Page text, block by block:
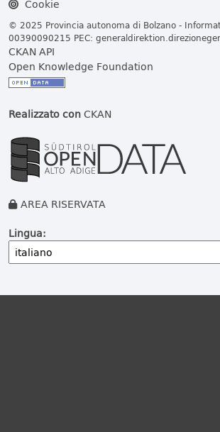
Cookie
© 2025 Provincia autonoma di Bolzano -
00390090215 PEC:
CKAN API
Open Knowledge Foundation
Realizzato conCKAN
AREA RISERVATA
Lingua